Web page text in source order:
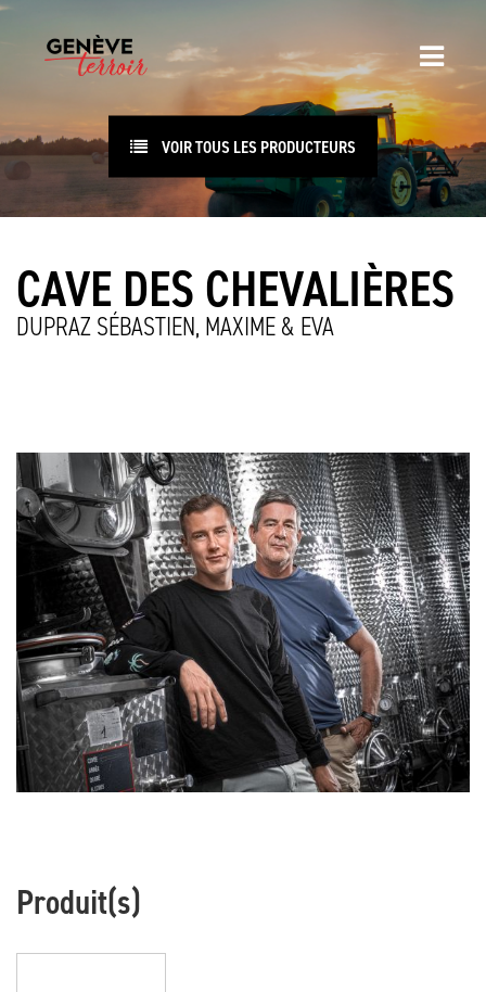
VOIR TOUS LES PRODUCTEURS
CAVE DES CHEVALIÈRES
DUPRAZ SÉBASTIEN, MAXIME & EVA
Produit(s)